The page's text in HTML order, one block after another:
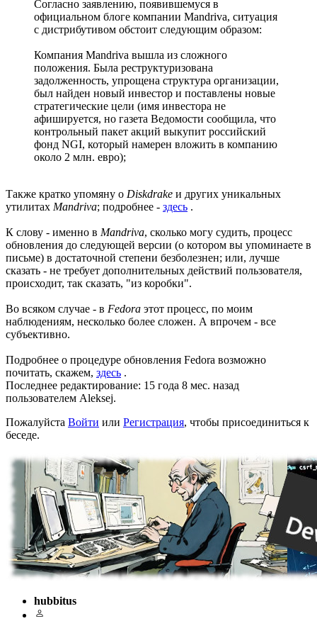
Согласно заявлению, появившемуся в
официальном блоге компании Mandriva, ситуация
с дистрибутивом обстоит следующим образом:
Компания Mandriva вышла из сложного
положения. Была реструктуризована
задолженность, упрощена структура организации,
был найден новый инвестор и поставлены новые
стратегические цели (имя инвестора не
афишируется, но газета Ведомости сообщила, что
контрольный пакет акций выкупит российский
фонд NGI, который намерен вложить в компанию
около 2 млн. евро);
Также кратко упомяну о Diskdrake и других уникальных
утилитах Mandriva; подробнее - здесь .
К слову - именно в Mandriva, сколько могу судить, процесс
обновления до следующей версии (о котором вы упоминаете в
письме) в достаточной степени безболезнен; или, лучше
сказать - не требует дополнительных действий пользователя,
происходит, так сказать, "из коробки".
Во всяком случае - в Fedora этот процесс, по моим
наблюдениям, несколько более сложен. А впрочем - все
субъективно.
Подробнее о процедуре обновления Fedora возможно
почитать, скажем, здесь .
Последнее редактирование: 15 года 8 мес. назад
пользователем Aleksej.
Пожалуйста Войти или Регистрация, чтобы присоединиться к
беседе.
hubbitus